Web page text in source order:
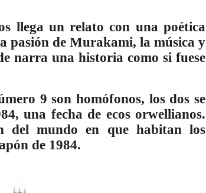
llega un relato con una poética
pasión de Murakami, la música y
narra una historia como si fuese
9 son homófonos, los dos se
una fecha de ecos orwellianos.
del mundo en que habitan los
de 1984.